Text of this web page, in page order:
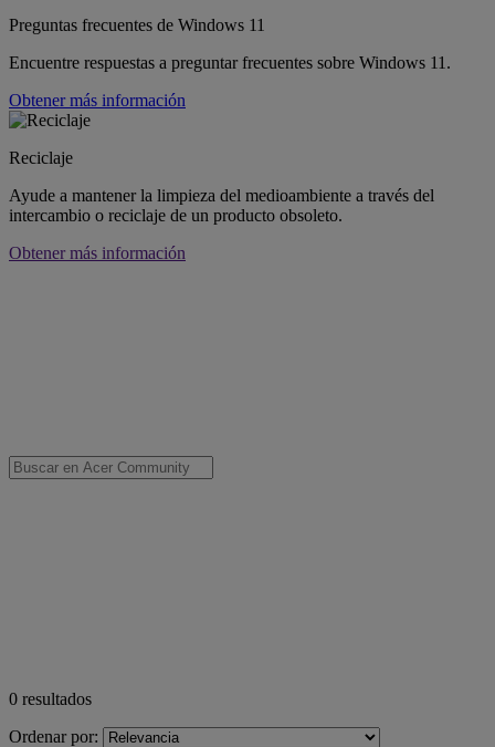
Preguntas frecuentes de Windows 11
Encuentre respuestas a preguntar frecuentes sobre Windows 11.
Obtener más información
Reciclaje
Ayude a mantener la limpieza del medioambiente a través del
intercambio o reciclaje de un producto obsoleto.
Obtener más información
0 resultados
Ordenar por: